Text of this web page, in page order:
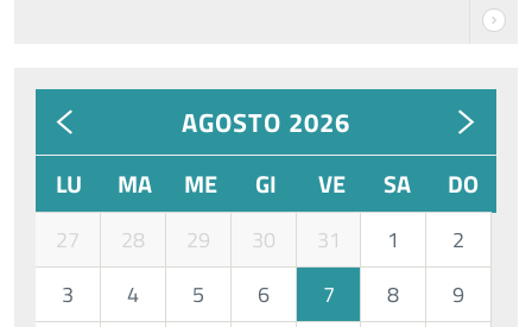
AGOSTO 2026
LU MA ME GI VE SA DO
27 28 29 30 31 1
2
3
4 5 6 7 8
9